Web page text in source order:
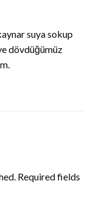
suya sokup
dövdüğümüz
Required fields